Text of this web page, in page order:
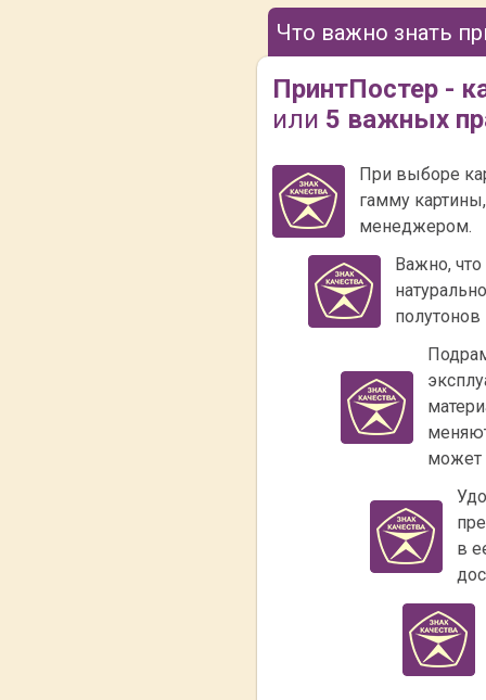
Что важно знать
ПринтПостер -
или 5 важных
При выборе
гамму
менеджером.
Важно,
может
в